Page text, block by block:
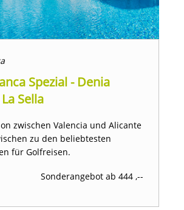
Spezial - Denia
Sella
zwischen Valencia und Alicante
zu den beliebtesten
für Golfreisen.
Sonderangebot ab 444 ,--